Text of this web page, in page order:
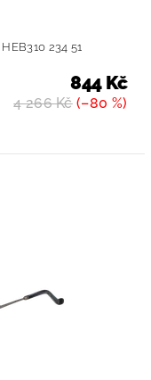
234 51
4 266 Kč(–80 %)
844 Kč